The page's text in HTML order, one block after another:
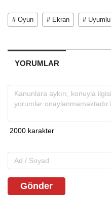
# Oyun # Ekran # Uyumlu
YORUMLAR
Gönder